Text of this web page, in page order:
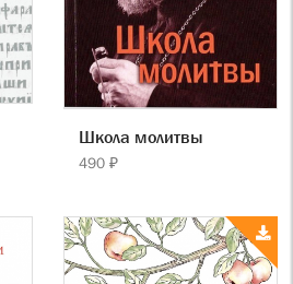
Школа молитвы
490 ₽